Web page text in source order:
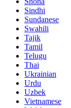
Sindhi
Sundanese
Swahili
Tajik
Tamil
Telugu
Thai
Ukrainian
Urdu
Uzbek
Vietnamese